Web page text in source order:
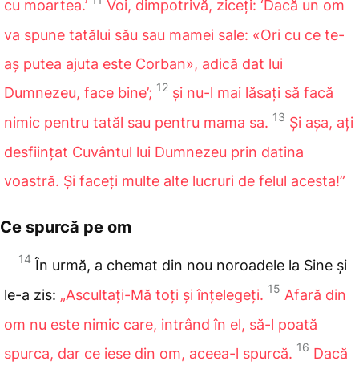
cu moartea.’
Voi, dimpotrivă, ziceți: ‘Dacă un om
va spune tatălui său sau mamei sale: «Ori cu ce te-
aș putea ajuta este Corban», adică dat lui
Dumnezeu, face bine’; 12 și nu-l mai lăsați să facă
nimic pentru tatăl sau pentru mama sa. 13 Și așa, ați
desființat Cuvântul lui Dumnezeu prin datina
voastră. Și faceți multe alte lucruri de felul acesta!”
Ce spurcă pe om
14 În urmă, a chemat din nou noroadele la Sine și
le-a zis: „Ascultați-Mă toți și înțelegeți. 15 Afară din
om nu este nimic care, intrând în el, să-l poată
spurca, dar ce iese din om, aceea-l spurcă. 16 Dacă